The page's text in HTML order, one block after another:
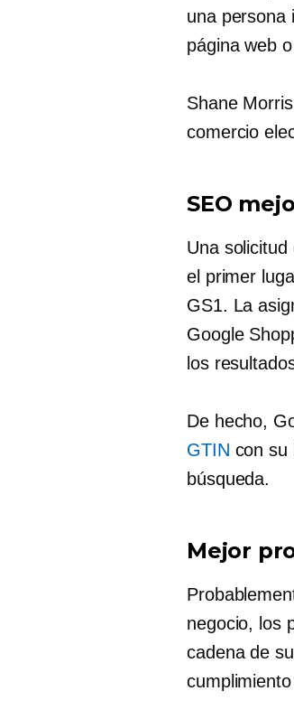
una persona
página web
Shane
comercio
SEO
Una
el primer
GS1. La
Google
los
De hecho,
GTIN con su
búsqueda.
Mejor
negocio, los
cadena de